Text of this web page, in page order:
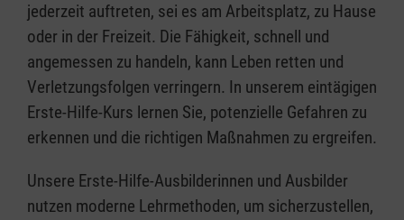
jederzeit auftreten, sei es am Arbeitsplatz, zu Hause
oder in der Freizeit. Die Fähigkeit, schnell und
angemessen zu handeln, kann Leben retten und
Verletzungsfolgen verringern. In unserem eintägigen
Erste-Hilfe-Kurs lernen Sie, potenzielle Gefahren zu
erkennen und die richtigen Maßnahmen zu ergreifen.
Unsere Erste-Hilfe-Ausbilderinnen und Ausbilder
nutzen moderne Lehrmethoden, um sicherzustellen,